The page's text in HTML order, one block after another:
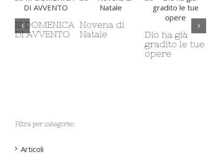
Novena di
Natale
Dio ha già
Cristiani a
Smirne e
Domenicani
Filtra per categorie:
Articoli